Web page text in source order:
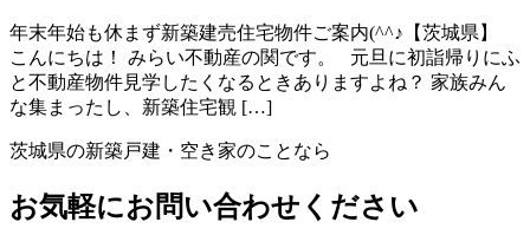
年末年始も休まず新築建売住宅物件ご案内(^^♪【茨城県】
こんにちは！ みらい不動産の関です。 元旦に初詣帰りにふ
と不動産物件見学したくなるときありますよね？ 家族みん
な集まったし、新築住宅観 […]
茨城県の新築戸建・空き家のことなら
お気軽にお問い合わせください